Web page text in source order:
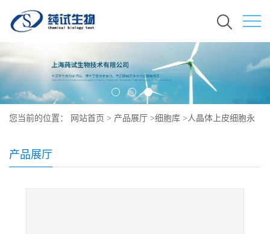
您当前的位置： 网站首页 > 产品展厅 >细胞库 >人晶体上皮细胞永
产品展厅